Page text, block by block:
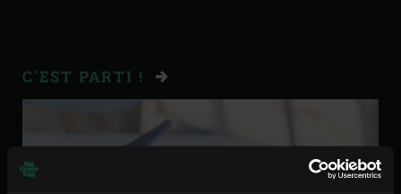
C'EST PARTI !